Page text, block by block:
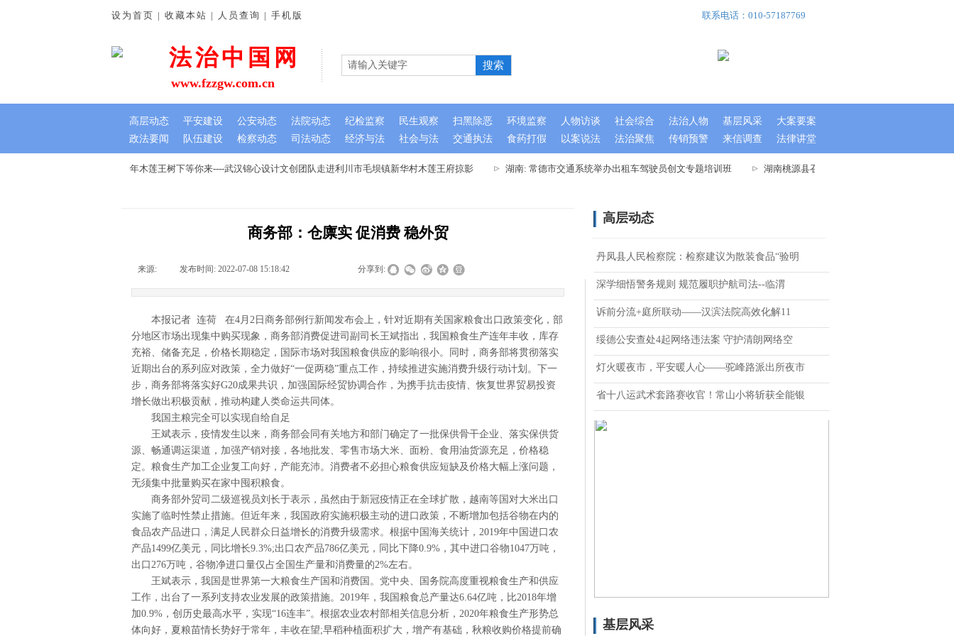
七夕文创节，我在千年木莲王树下等你来----武汉锦心设计文创团队走进利川市毛坝镇新华村木莲王府掠影 湖南: 常德市交通系统举办出租车驾驶员创文专题培训班 湖南桃源县召开文明城市指数测评迎检工作大会
法治中国网
政法要闻 队伍建设 检察动态 司法动态 经济与法 社会与法 交通执法 食药打假 以案说法 法治聚焦 传销预警 来信调查 法律讲堂
设为首页 | 收藏本站 | 人员查询 | 手机版 联系电话：010-57187769
搜索
www.fzzgw.com.cn
高层动态 平安建设 公安动态 法院动态 纪检监察 民生观察 扫黑除恶 环境监察 人物访谈 社会综合 法治人物 基层风采 大案要案
高层动态
商务部：仓廪实 促消费 稳外贸
来源: 发布时间: 2022-07-08 15:18:42 分享到:
本报记者 连荷 在4月2日商务部例行新闻发布会上，针对近期有关国家粮食出口政策变化，部
分地区市场出现集中购买现象，商务部消费促进司副司长王斌指出，我国粮食生产连年丰收，库存
充裕、储备充足，价格长期稳定，国际市场对我国粮食供应的影响很小。同时，商务部将贯彻落实
近期出台的系列应对政策，全力做好“一促两稳”重点工作，持续推进实施消费升级行动计划。下一
步，商务部将落实好G20成果共识，加强国际经贸协调合作，为携手抗击疫情、恢复世界贸易投资
增长做出积极贡献，推动构建人类命运共同体。
我国主粮完全可以实现自给自足
王斌表示，疫情发生以来，商务部会同有关地方和部门确定了一批保供骨干企业、落实保供货
源、畅通调运渠道，加强产销对接，各地批发、零售市场大米、面粉、食用油货源充足，价格稳
定。粮食生产加工企业复工向好，产能充沛。消费者不必担心粮食供应短缺及价格大幅上涨问题，
无须集中批量购买在家中囤积粮食。
商务部外贸司二级巡视员刘长于表示，虽然由于新冠疫情正在全球扩散，越南等国对大米出口
实施了临时性禁止措施。但近年来，我国政府实施积极主动的进口政策，不断增加包括谷物在内的
食品农产品进口，满足人民群众日益增长的消费升级需求。根据中国海关统计，2019年中国进口农
产品1499亿美元，同比增长9.3%;出口农产品786亿美元，同比下降0.9%，其中进口谷物1047万吨，
出口276万吨，谷物净进口量仅占全国生产量和消费量的2%左右。
王斌表示，我国是世界第一大粮食生产国和消费国。党中央、国务院高度重视粮食生产和供应
工作，出台了一系列支持农业发展的政策措施。2019年，我国粮食总产量达6.64亿吨，比2018年增
加0.9%，创历史最高水平，实现“16连丰”。根据农业农村部相关信息分析，2020年粮食生产形势总
体向好，夏粮苗情长势好于常年，丰收在望;早稻种植面积扩大，增产有基础，秋粮收购价格提前确
丹凤县人民检察院：检察建议为散装食品“验明
深学细悟警务规则 规范履职护航司法--临渭
诉前分流+庭所联动——汉滨法院高效化解11
绥德公安查处4起网络违法案 守护清朗网络空
灯火暖夜市，平安暖人心——驼峰路派出所夜市
省十八运武术套路赛收官！常山小将斩获全能银
基层风采